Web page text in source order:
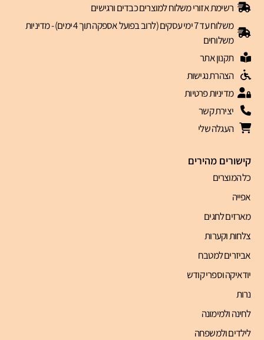
קישורים מהירים
כל המוצרים
אפייה
מארזים לחגים
צלחות וקערות
אביזרים למטבח
יודאיקה וספרי קודש
נרות
לחינה ולמימונה
לילדים ולמשפחה
רשימת אזורי משלוח למוצרים כבדים ורגישים
משלוח עד 7 ימי עסקים (לרוב בפועל אספקה תוך 4 ימים) - מדיניות
משלוחים
תקנון אתר
הצהרת נגישות
מדיניות פרטיות
יצירת קשר
העגלה שלי